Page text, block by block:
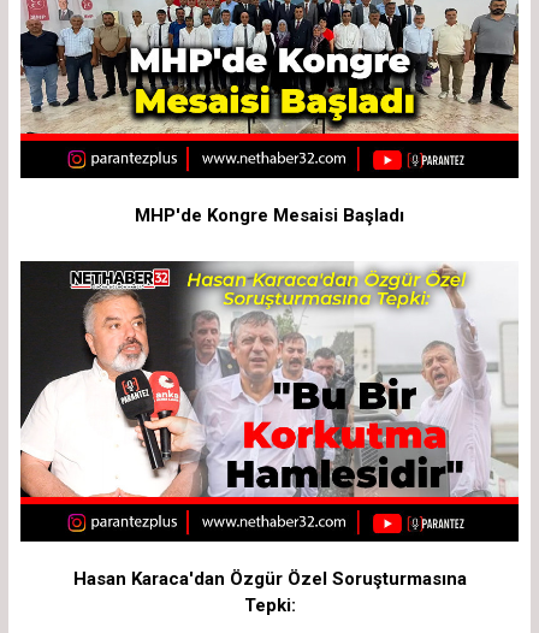
MHP'de Kongre Mesaisi Başladı
Hasan Karaca'dan Özgür Özel Soruşturmasına
Tepki: